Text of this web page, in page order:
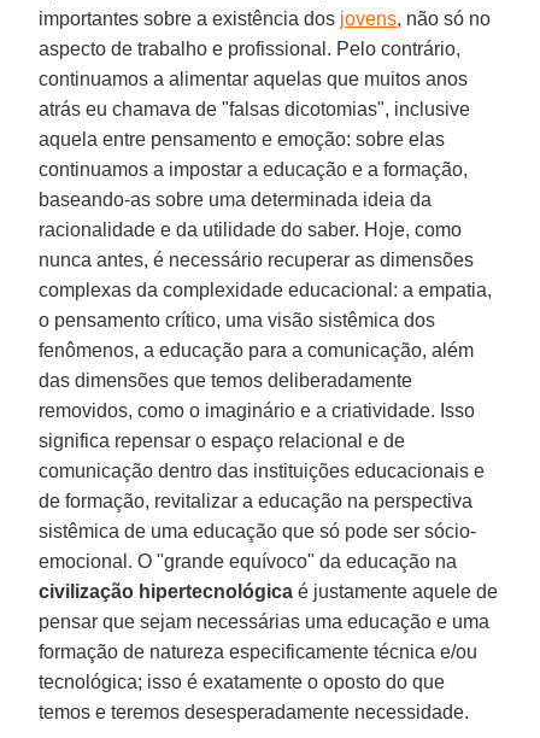
importantes sobre a existência dos jovens, não só no
aspecto de trabalho e profissional. Pelo contrário,
continuamos a alimentar aquelas que muitos anos
atrás eu chamava de "falsas dicotomias", inclusive
aquela entre pensamento e emoção: sobre elas
continuamos a impostar a educação e a formação,
baseando-as sobre uma determinada ideia da
racionalidade e da utilidade do saber. Hoje, como
nunca antes, é necessário recuperar as dimensões
complexas da complexidade educacional: a empatia,
o pensamento crítico, uma visão sistêmica dos
fenômenos, a educação para a comunicação, além
das dimensões que temos deliberadamente
removidos, como o imaginário e a criatividade. Isso
significa repensar o espaço relacional e de
comunicação dentro das instituições educacionais e
de formação, revitalizar a educação na perspectiva
sistêmica de uma educação que só pode ser sócio-
emocional. O "grande equívoco" da educação na
civilização hipertecnológica é justamente aquele de
pensar que sejam necessárias uma educação e uma
formação de natureza especificamente técnica e/ou
tecnológica; isso é exatamente o oposto do que
temos e teremos desesperadamente necessidade.